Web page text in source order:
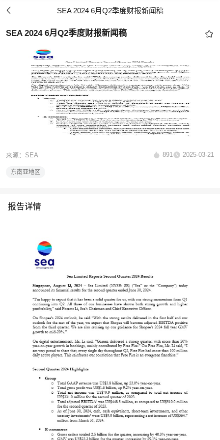
SEA 2024 6月Q2季度财报新闻稿
SEA 2024 6月Q2季度财报新闻稿
来源：SEA 891 2025-03-21
东南亚地区
报告详情